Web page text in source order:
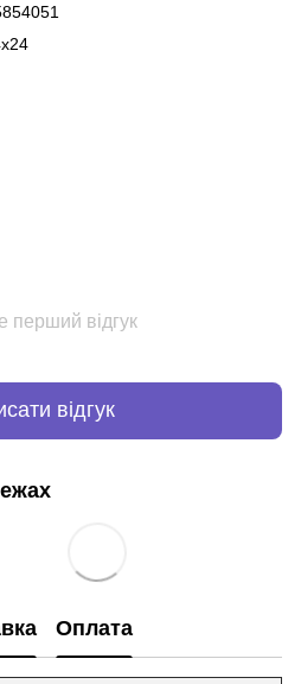
перший відгук
відгук
Оплата